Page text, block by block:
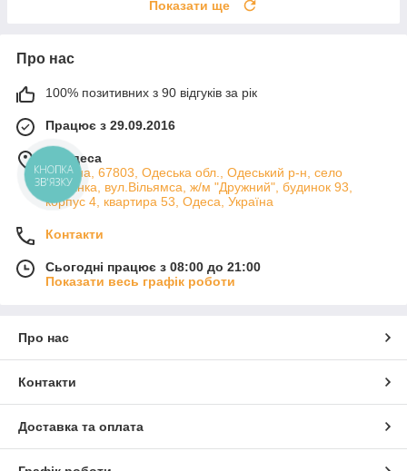
Показати ще
Про нас
100% позитивних з 90 відгуків за рік
Працює з 29.09.2016
м. Одеса
Україна, 67803, Одеська обл., Одеський р-н, село
Лиманка, вул.Вільямса, ж/м "Дружний", будинок 93,
корпус 4, квартира 53, Одеса, Україна
Контакти
Сьогодні працює з 08:00 до 21:00
Показати весь графік роботи
Про нас
Контакти
Доставка та оплата
КНОПКА
ЗВ'ЯЗКУ